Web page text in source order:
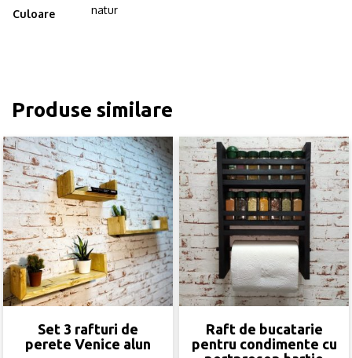
Culoare natur
Produse similare
Set 3 rafturi de
perete Venice alun
Raft de bucatarie
pentru condimente cu